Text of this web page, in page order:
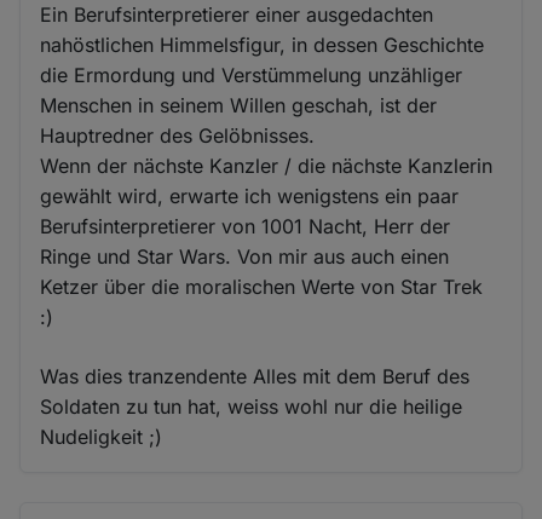
Ein Berufsinterpretierer einer ausgedachten
nahöstlichen Himmelsfigur, in dessen Geschichte
die Ermordung und Verstümmelung unzähliger
Menschen in seinem Willen geschah, ist der
Hauptredner des Gelöbnisses.
Wenn der nächste Kanzler / die nächste Kanzlerin
gewählt wird, erwarte ich wenigstens ein paar
Berufsinterpretierer von 1001 Nacht, Herr der
Ringe und Star Wars. Von mir aus auch einen
Ketzer über die moralischen Werte von Star Trek
:)
Was dies tranzendente Alles mit dem Beruf des
Soldaten zu tun hat, weiss wohl nur die heilige
Nudeligkeit ;)